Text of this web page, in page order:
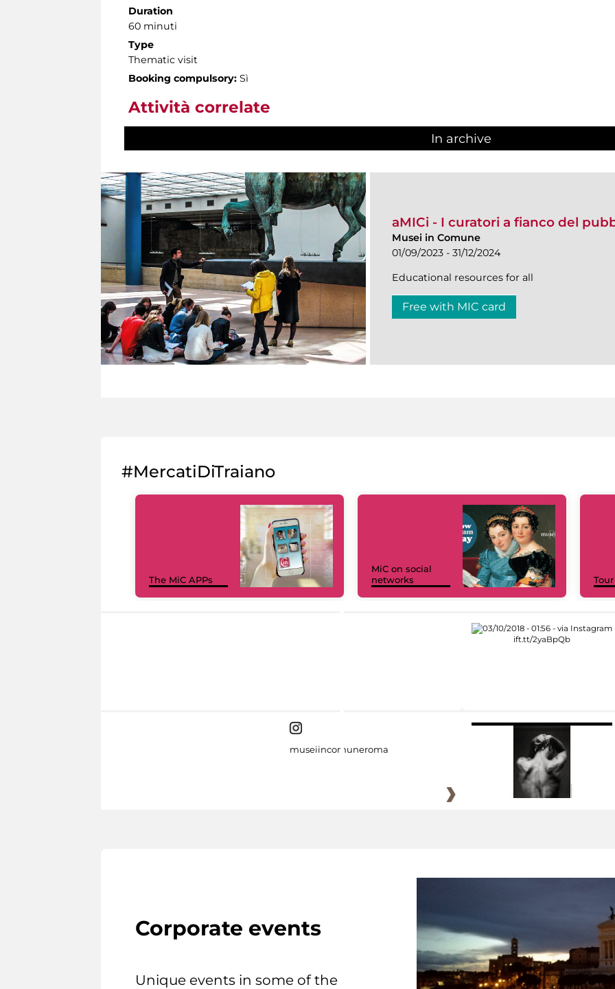
Duration
60 minuti
Type
Thematic visit
Booking compulsory: Sì
Attività correlate
In archive
aMICi - I curatori a fianco del
Musei in Comune
01/09/2023 - 31/12/2024
Educational resources for all
Free with MIC card
#MercatiDiTraiano
The MiC APPs
MiC on social
networks
museiincomuneroma
Corporate events
Unique events in some of the